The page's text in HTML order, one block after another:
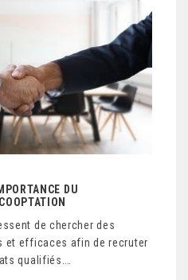
DU
de chercher des
et efficaces afin de recruter
qualifiés.…